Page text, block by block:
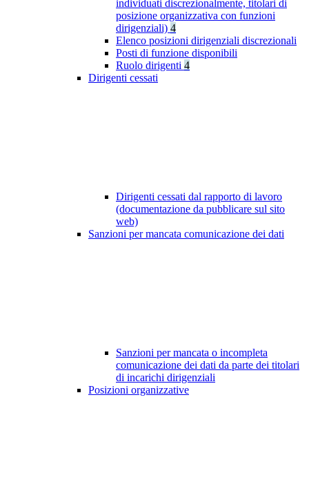
individuati discrezionalmente, titolari di
posizione organizzativa con funzioni
dirigenziali) 4
Elenco posizioni dirigenziali discrezionali
Posti di funzione disponibili
Ruolo dirigenti 4
Dirigenti cessati
Dirigenti cessati dal rapporto di lavoro
(documentazione da pubblicare sul sito
web)
Sanzioni per mancata comunicazione dei dati
Sanzioni per mancata o incompleta
comunicazione dei dati da parte dei titolari
di incarichi dirigenziali
Posizioni organizzative